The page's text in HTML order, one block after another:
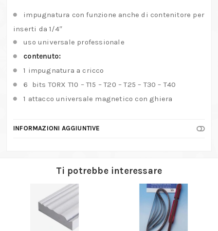
impugnatura con funzione anche di contenitore per
inserti da 1/4″
uso universale professionale
contenuto:
1 impugnatura a cricco
6 bits TORX T10 – T15 – T20 – T25 – T30 – T40
1 attacco universale magnetico con ghiera
INFORMAZIONI AGGIUNTIVE
Ti potrebbe interessare